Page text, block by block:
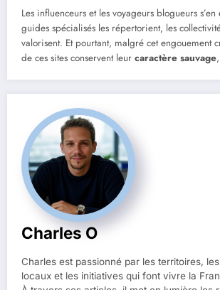
Les influenceurs et les voyageurs blogueurs
guides spécialisés les répertorient, les
valorisent. Et pourtant, malgré cet engouement
de ces sites conservent leur caractère sauvage
Charles O
Charles est passionné par les territoires,
locaux et les initiatives qui font vivre la